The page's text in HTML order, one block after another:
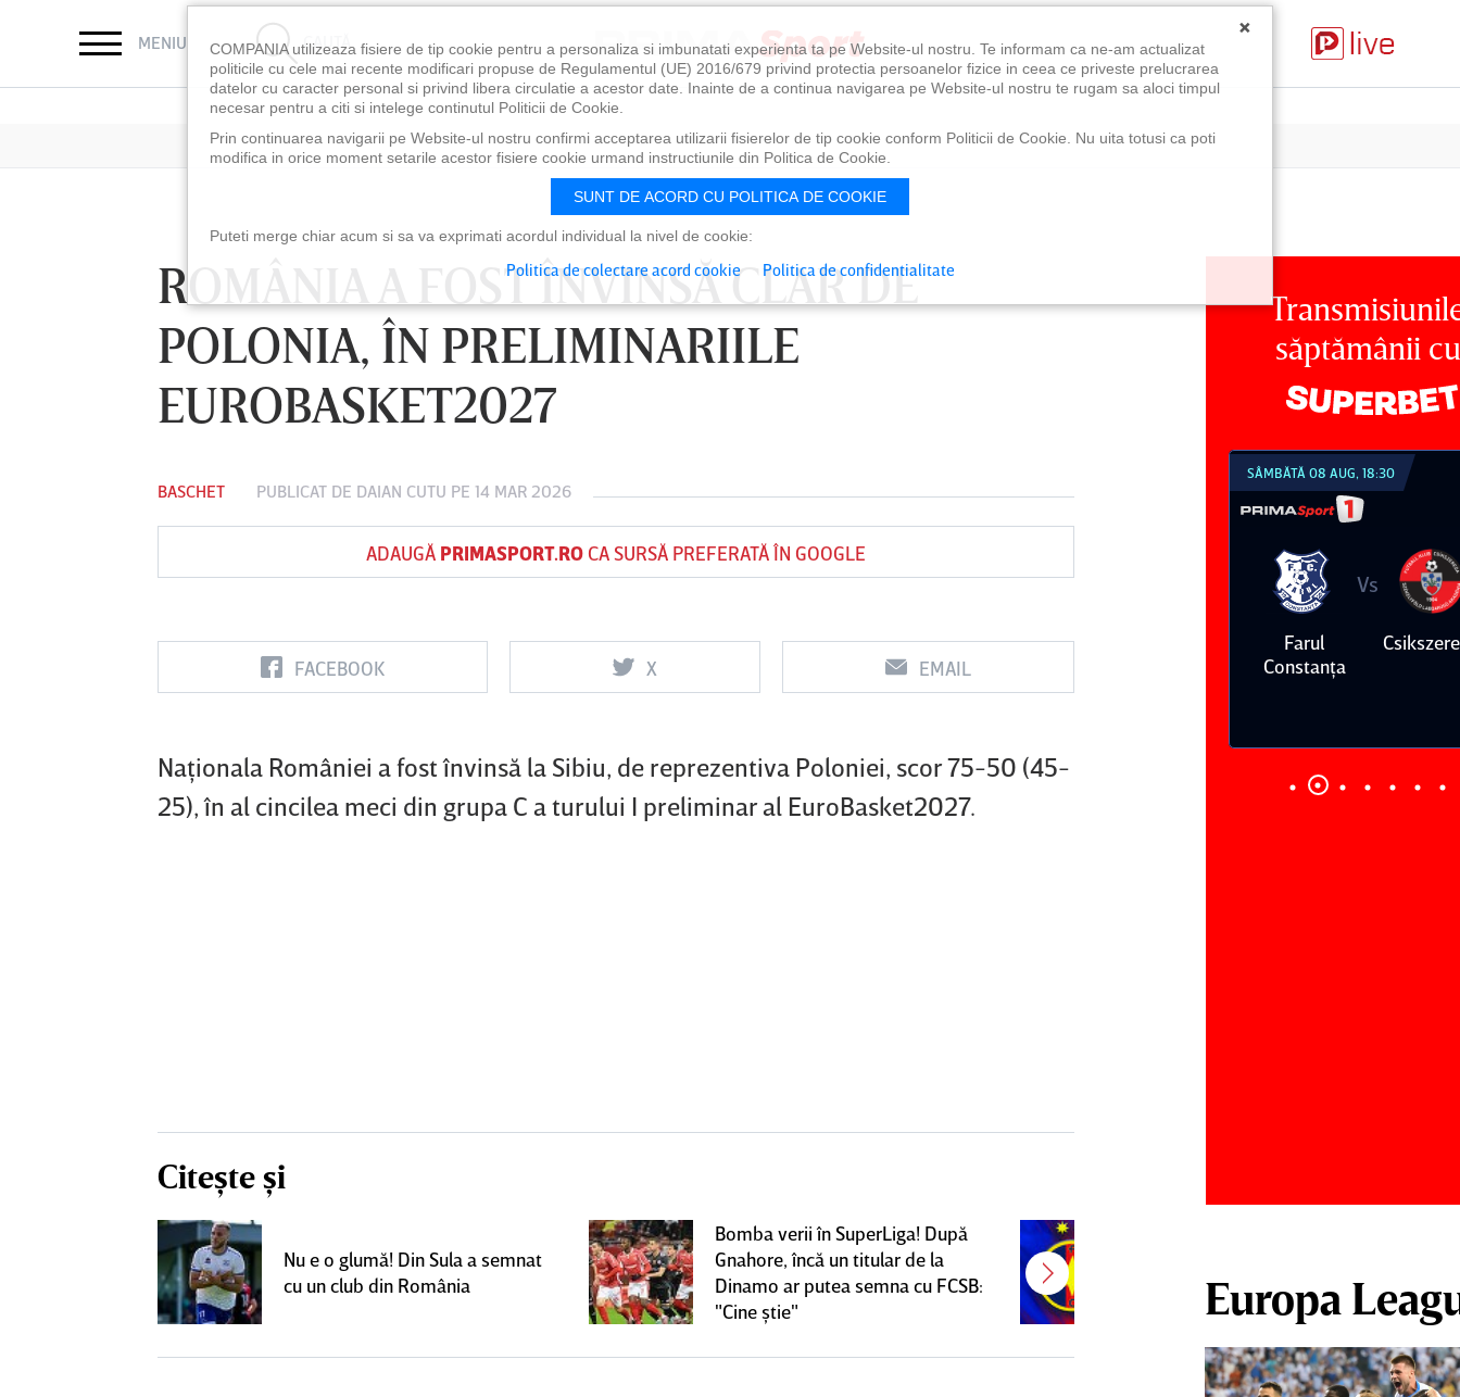
MENIU CAUTĂ
ROMÂNIA A FOST ÎNVINSĂ CLAR DE
POLONIA, ÎN PRELIMINARIILE
EUROBASKET2027
BASCHET PUBLICAT DE DAIAN CUTU PE 14 MAR 2026
ADAUGĂ PRIMASPORT.ROCA SURSĂ PREFERATĂ ÎN GOOGLE
FACEBOOK X EMAIL
Naţionala României a fost învinsă la Sibiu, de reprezentiva Poloniei, scor 75-50 (45-
25), în al cincilea meci din grupa C a turului I preliminar al EuroBasket2027.
Citește și
Nu e o glumă! Din Sula a semnat
cu un club din România
Bomba verii în SuperLiga! După
Gnahore, încă un titular de la
Dinamo ar putea semna cu FCSB:
"Cine ştie"
săptămânii cu
FC Botoşani
Vs
Corvinul
Hunedoara
Sepsi OSK Sf
Vs
FCSB UTA Arad
Vs
Rapid
Farul
Vs
SÂMBĂTĂ 08 AUG, 21:30
Dinamo
Vs
FC
Europa
×
COMPANIA utilizeaza fisiere de tip cookie pentru a personaliza si imbunatati experienta ta pe Website-ul nostru. Te informam ca ne-am actualizat
politicile cu cele mai recente modificari propuse de Regulamentul (UE) 2016/679 privind protectia persoanelor fizice in ceea ce priveste prelucrarea
datelor cu caracter personal si privind libera circulatie a acestor date. Inainte de a continua navigarea pe Website-ul nostru te rugam sa aloci timpul
necesar pentru a citi si intelege continutul Politicii de Cookie.
Prin continuarea navigarii pe Website-ul nostru confirmi acceptarea utilizarii fisierelor de tip cookie conform Politicii de Cookie. Nu uita totusi ca poti
modifica in orice moment setarile acestor fisiere cookie urmand instructiunile din Politica de Cookie.
SUNT DE ACORD CU POLITICA DE COOKIE
Puteti merge chiar acum si sa va exprimati acordul individual la nivel de cookie:
Politica de colectare acord cookie Politica de confidentialitate